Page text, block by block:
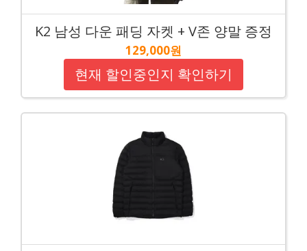
K2 남성 다운 패딩 자켓 + V존 양말 증정
129,000원
현재 할인중인지 확인하기